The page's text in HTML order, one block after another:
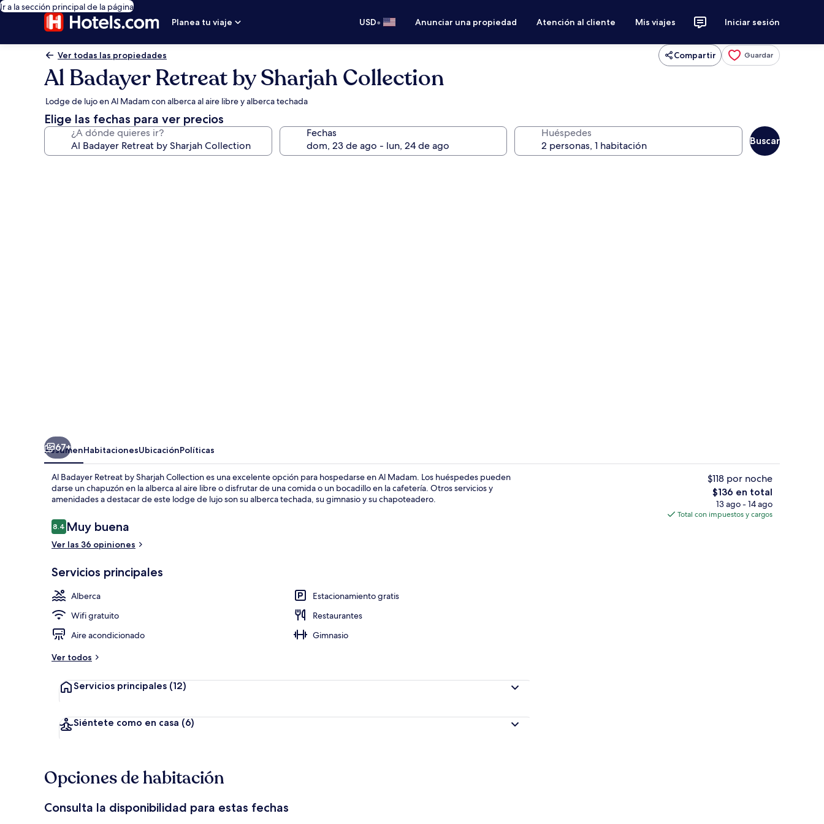
Ir a la sección principal de la página
Planea tu viaje
USD• Anunciar una propiedad Atención al cliente Mis viajes Iniciar sesión
Ver todas las propiedades Compartir Guardar
Al Badayer Retreat by Sharjah Collection
Lodge de lujo en Al Madam con alberca al aire libre y alberca techada
Elige las fechas para ver precios
¿A dónde quieres ir? Fechas Huéspedes
Buscar
Vista aérea
67+
ResumenHabitacionesUbicaciónPolíticas
Al Badayer Retreat by Sharjah Collection es una excelente opción para hospedarse en Al Madam. Los huéspedes pueden
darse un chapuzón en la alberca al aire libre o disfrutar de una comida o un bocadillo en la cafetería. Otros servicios y
amenidades a destacar de este lodge de lujo son su alberca techada, su gimnasio y su chapoteadero.
Opiniones
8.48.4 de 10,
Muy buena
Ver las 36 opiniones
Servicios principales
Alberca
Estacionamiento gratis
Wifi gratuito
Restaurantes
Aire acondicionado
Gimnasio
Ver todos
Servicios principales (12)
Siéntete como en casa (6)
$118 por noche
El
precio
total
$136 en total
13 ago - 14 ago
Total con impuestos y cargos
Opciones de habitación
Consulta la disponibilidad para estas fechas